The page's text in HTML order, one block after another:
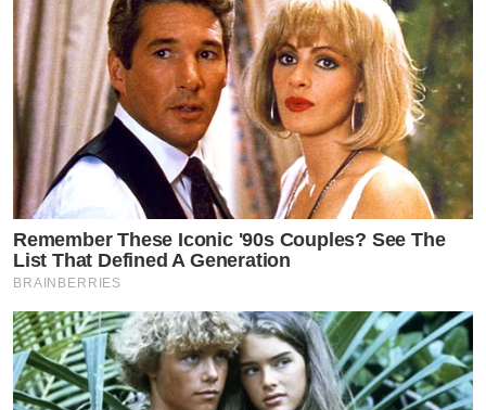
Remember These Iconic '90s Couples? See The
List That Defined A Generation
BRAINBERRIES